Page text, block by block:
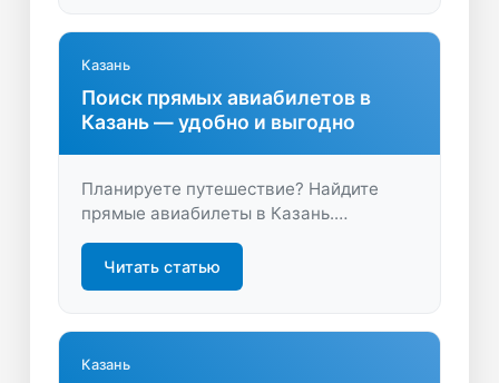
Казань
Поиск прямых авиабилетов в
Казань — удобно и выгодно
Планируете путешествие? Найдите
прямые авиабилеты в Казань.
Сравните цены, время вылета и
выберите лучший вариант для
комфортного перелета. Удобный поиск,
покупка.
Читать статью
Казань